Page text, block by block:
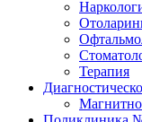
Терапия